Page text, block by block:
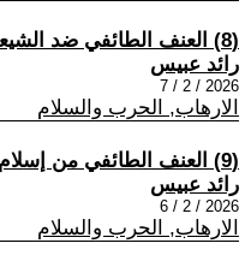
(8) العنف الطائفي ضد الشيعة في باكستان موروث من التطرف الديني
رائد عبيس
2026 / 2 / 7
الارهاب, الحرب والسلام
(9) العنف الطائفي من إسلام آباد إلى الأنبار ووحدة الهدف الإرهابي
رائد عبيس
2026 / 2 / 6
الارهاب, الحرب والسلام